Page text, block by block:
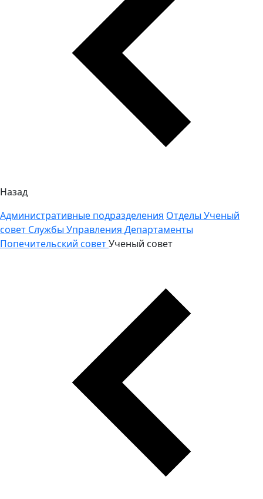
Назад
Административные подразделения Отделы Ученый
совет Службы Управления Департаменты
Попечительский советУченый совет